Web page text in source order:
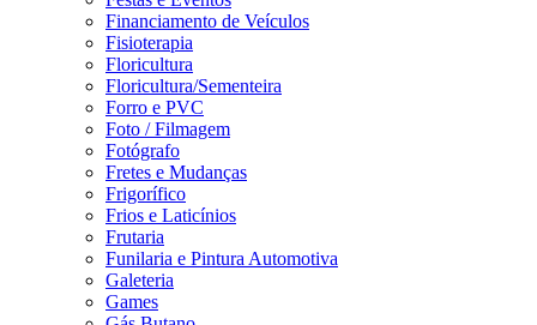
Financiamento de Veículos
Fisioterapia
Floricultura
Floricultura/Sementeira
Forro e PVC
Foto / Filmagem
Fotógrafo
Fretes e Mudanças
Frigorífico
Frios e Laticínios
Frutaria
Funilaria e Pintura Automotiva
Galeteria
Games